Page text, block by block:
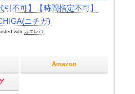
引不可】【時間指定不可】
ニチガ)
with カエレバ
Amazon